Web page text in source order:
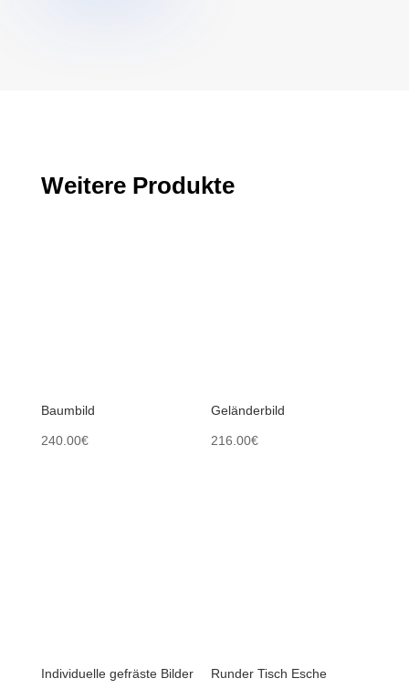
Weitere Produkte
Baumbild
240.00€
Geländerbild
216.00€
Individuelle gefräste Bilder
Runder Tisch Esche